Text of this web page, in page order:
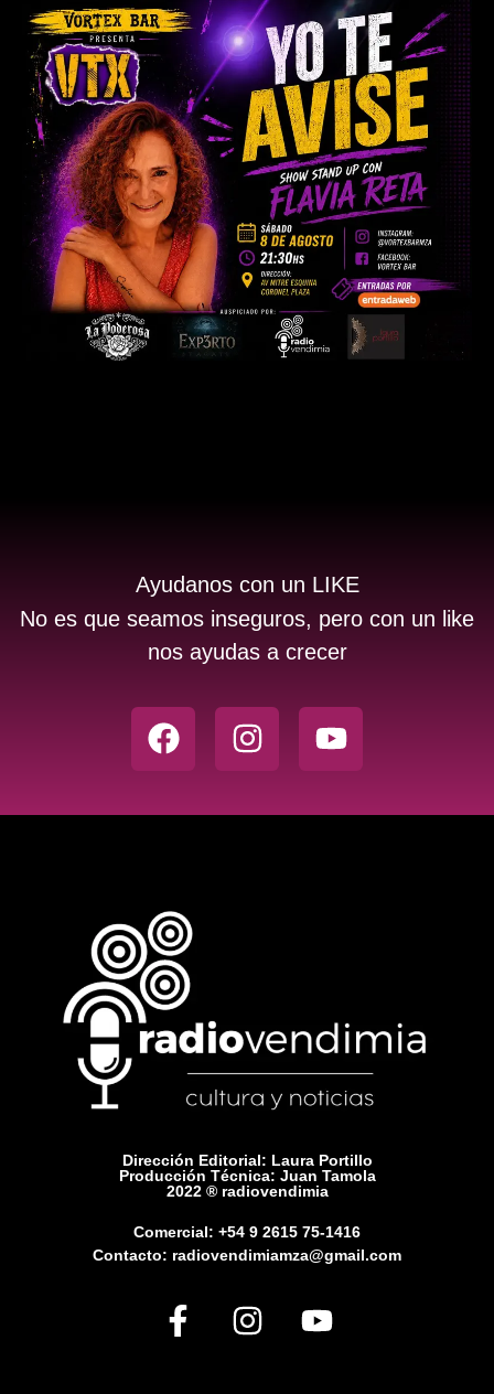
Ayudanos con un LIKE
No es que seamos inseguros, pero con un like
nos ayudas a crecer
Dirección Editorial: Laura Portillo
Producción Técnica: Juan Tamola
2022 ® radiovendimia
Comercial: +54 9 2615 75-1416
Contacto: radiovendimiamza@gmail.com